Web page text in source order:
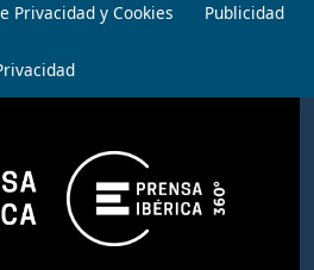
Privacidad y Cookies Publicidad